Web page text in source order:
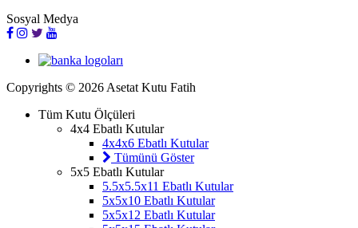
Sosyal Medya
Copyrights © 2026 Asetat Kutu Fatih
Tüm Kutu Ölçüleri
4x4 Ebatlı Kutular
4x4x6 Ebatlı Kutular
Tümünü Göster
5x5 Ebatlı Kutular
5.5x5.5x11 Ebatlı Kutular
5x5x10 Ebatlı Kutular
5x5x12 Ebatlı Kutular